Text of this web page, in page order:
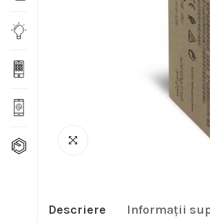
Descriere Informații